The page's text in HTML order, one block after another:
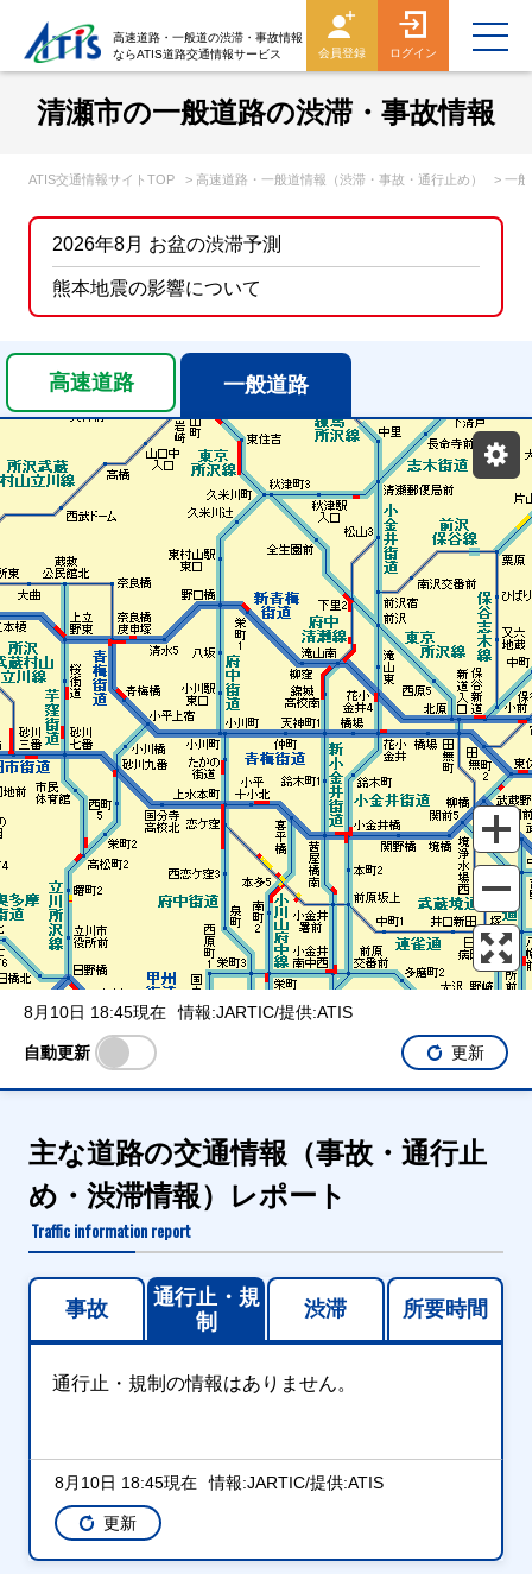
高速道路・一般道の渋滞・事故情報
ならATIS道路交通情報サービス
会員登録 ログイン
清瀬市の一般道路の渋滞・事故情報
ATIS交通情報サイトTOP > 高速道路・一般道情報（渋滞・事故・通行止め） > 一
2026年8月 お盆の渋滞予測
熊本地震の影響について
高速道路 一般道路
表示設定
混雑 通行止め
チェーン規制等
調整中
規制情報
事故 通行止め
8月10日 18:45現在 情報:JARTIC/提供:ATIS
自動更新 更新
主な道路の交通情報（事故・通行止
め・渋滞情報）レポート
Traffic information report
事故
通行止・規
制
渋滞 所要時間
通行止・規制の情報はありません。
8月10日 18:45現在 情報:JARTIC/提供:ATIS
更新